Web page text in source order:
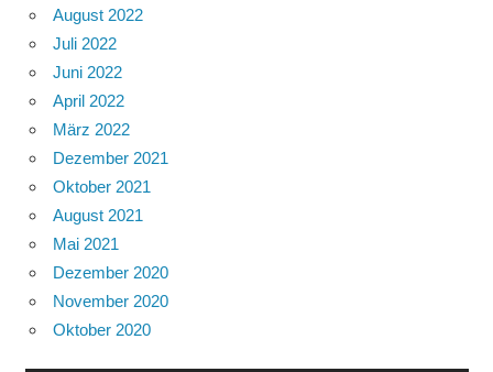
August 2022
Juli 2022
Juni 2022
April 2022
März 2022
Dezember 2021
Oktober 2021
August 2021
Mai 2021
Dezember 2020
November 2020
Oktober 2020